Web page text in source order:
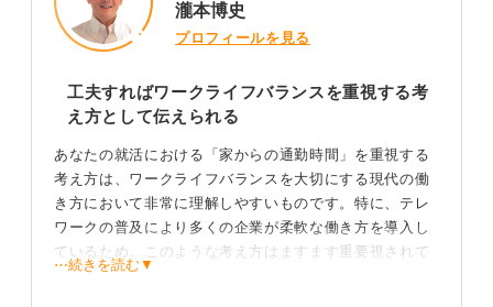
最近はテレワークを前提にオフィスを縮小する動きも見
られます。希望の働き方が実現できると良いですね。
3
瀧本博史
プロフィールを見る
工夫すればワークライフバランスを重視する考
え方として伝えられる
あなたの就活における「家からの通勤時間」を重視する
考え方は、ワークライフバランスを大切にする現代の働
き方において非常に理解しやすいものです。特に、テレ
ワークの普及により多くの企業が柔軟な働き方を導入し
ているため、このような考え方はますます重要視されて
います。
⋯続きを読む▼